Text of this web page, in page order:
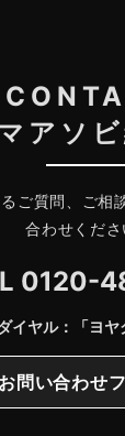
アソ
ご質問、ご相
合わせくださ
0120-
イヤル：「ヨヤ
お問い合わせ